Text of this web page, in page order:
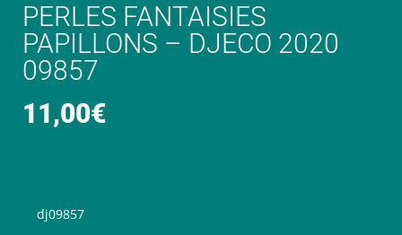
PERLES FANTAISIES
PAPILLONS – DJECO 2020
09857
11,00€
dj09857